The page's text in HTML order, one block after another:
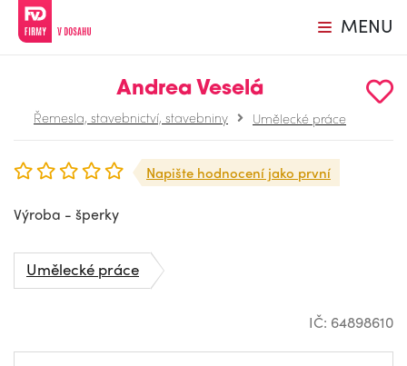
MENU
Andrea Veselá
Řemesla, stavebnictví, stavebniny Umělecké práce
Napište hodnocení jako první
Výroba - šperky
Umělecké práce
IČ: 64898610